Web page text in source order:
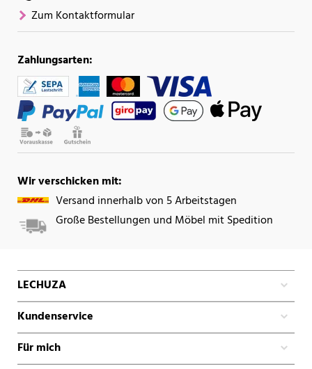
Zum Kontaktformular
Zahlungsarten:
Wir verschicken mit:
Versand innerhalb von 5 Arbeitstagen
Große Bestellungen und Möbel mit Spedition
LECHUZA
Kundenservice
Für mich